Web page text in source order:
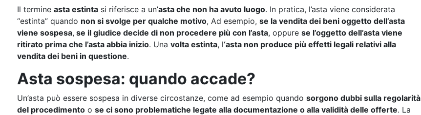
Il termine asta estinta si riferisce a un’asta che non ha avuto luogo. In pratica, l’asta viene considerata
“estinta” quando non si svolge per qualche motivo, Ad esempio, se la vendita dei beni oggetto dell’asta
viene sospesa, se il giudice decide di non procedere più con l’asta, oppure se l’oggetto dell’asta viene
ritirato prima che l’asta abbia inizio. Una volta estinta, l‘asta non produce più effetti legali relativi alla
vendita dei beni in questione.
Asta sospesa: quando accade?
Un’asta può essere sospesa in diverse circostanze, come ad esempio quando sorgono dubbi sulla regolarità
del procedimento o se ci sono problematiche legate alla documentazione o alla validità delle offerte. La